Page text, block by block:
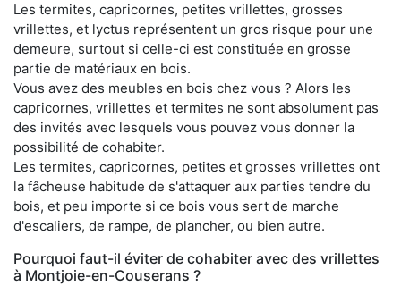
Les termites, capricornes, petites vrillettes, grosses
vrillettes, et lyctus représentent un gros risque pour une
demeure, surtout si celle-ci est constituée en grosse
partie de matériaux en bois.
Vous avez des meubles en bois chez vous ? Alors les
capricornes, vrillettes et termites ne sont absolument pas
des invités avec lesquels vous pouvez vous donner la
possibilité de cohabiter.
Les termites, capricornes, petites et grosses vrillettes ont
la fâcheuse habitude de s'attaquer aux parties tendre du
bois, et peu importe si ce bois vous sert de marche
d'escaliers, de rampe, de plancher, ou bien autre.
Pourquoi faut-il éviter de cohabiter avec des vrillettes
à Montjoie-en-Couserans ?